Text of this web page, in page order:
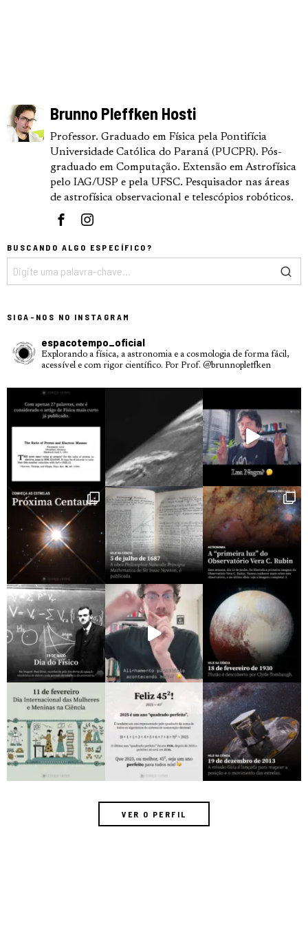
Brunno Pleffken Hosti
Professor. Graduado em Física pela Pontifícia
Universidade Católica do Paraná (PUCPR). Pós-
graduado em Computação. Extensão em Astrofísica
pelo IAG/USP e pela UFSC. Pesquisador nas áreas
de astrofísica observacional e telescópios robóticos.
BUSCANDO ALGO ESPECÍFICO?
SIGA-NOS NO INSTAGRAM
espacotempo_oficial
Explorando a física, a astronomia e a cosmologia de forma fácil,
acessível e com rigor científico. Por Prof. @brunnopleffken
VER O PERFIL